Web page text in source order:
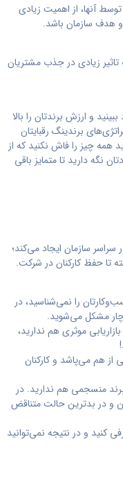
توسط آنها، از اهمیت زیادی
و هدف سازمان باشد.
زیادی در جذب مشتریان
و ارزش برندتان را بالا
برندینگ رقبایتان
همه چیز را فاش نکنید که از
نگه دارید تا متمایز باقی
سازمان ایجاد می‌کند؛
تا حفظ کارکنان در شرکت.
را نمی‌شناسید، در
مشکل می‌شوید.
موثری هم ندارید،
از هم می‌پاشد و کارکنان
برند منسجمی هم ندارید. در
و در بدترین حالت متناقض
کنید و در نتیجه نمی‌توانید